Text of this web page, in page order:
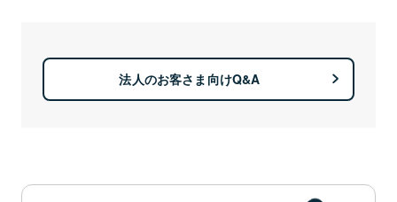
法人のお客さま向けQ&A